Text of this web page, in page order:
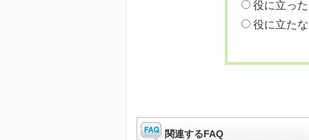
役に立った
役に立た
関連するFAQ